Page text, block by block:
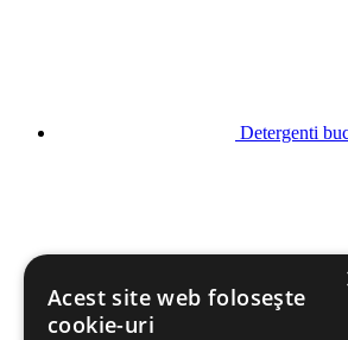
Detergenti
Detergenti
Acest site web folosește
cookie-uri